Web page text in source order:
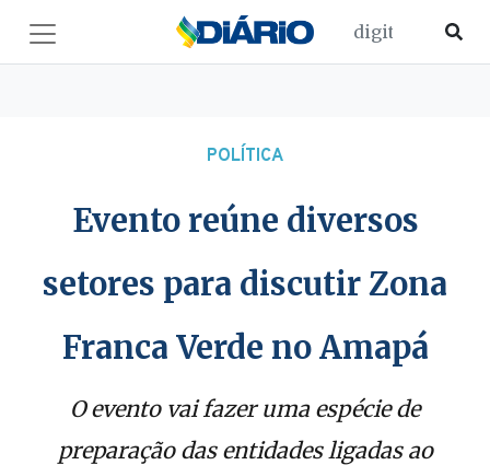
POLÍTICA
Evento reúne diversos
setores para discutir Zona
Franca Verde no Amapá
O evento vai fazer uma espécie de
preparação das entidades ligadas ao